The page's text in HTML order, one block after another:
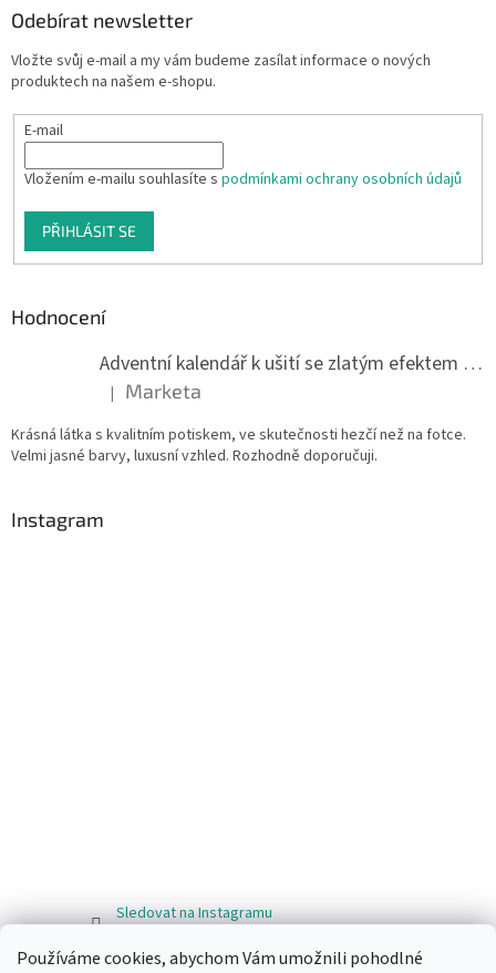
Používáme cookies, abychom Vám umožnili pohodlné
Odebírat newsletter
Vložte svůj e-mail a my vám budeme zasílat informace o nových
produktech na našem e-shopu.
E-mail
Vložením e-mailu souhlasíte s podmínkami ochrany osobních údajů
PŘIHLÁSIT SE
Hodnocení
Adventní kalendář k ušití se zlatým efektem 042Q
Hodnocení produktu je 5 z 5 hvězdiček.
| Marketa
Krásná látka s kvalitním potiskem, ve skutečnosti hezčí než na fotce.
Velmi jasné barvy, luxusní vzhled. Rozhodně doporučuji.
Instagram
Sledovat na Instagramu